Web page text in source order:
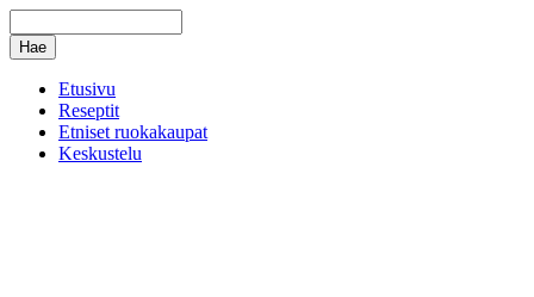
Etusivu
Reseptit
Etniset ruokakaupat
Keskustelu